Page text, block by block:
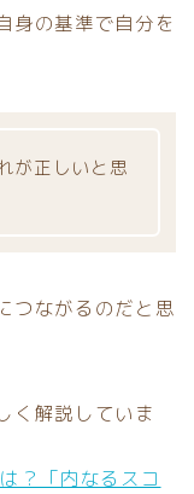
身の基準で自分を
が正しいと思
つながるのだと思
く解説していま
？「内なるスコ